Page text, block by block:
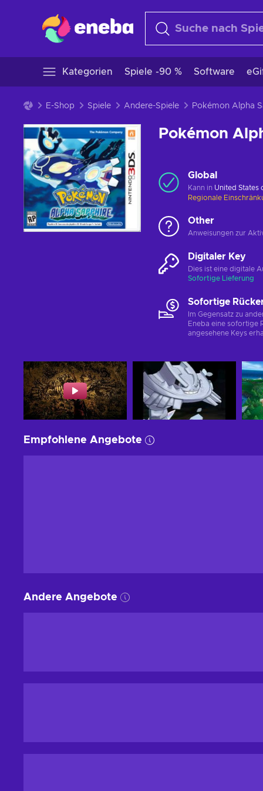
Kategorien Spiele -90 % Software
E-Shop Spiele Andere-Spiele
Pokémon
Global
Kann in United States
Regionale
Other
Anweisungen zur
Digitaler Key
Dies ist eine digitale
Sofortige Lieferung
Sofortige
Im Gegensatz zu
Eneba eine sofortige
angesehene Keys
Empfohlene Angebote
Andere Angebote